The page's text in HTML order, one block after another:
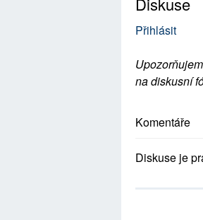
Přihlásit
na diskusní
Komentáře
Diskuse je